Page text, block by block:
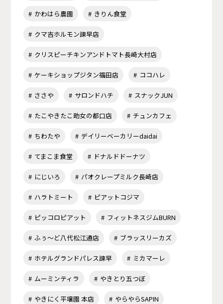
かわはら農園 きりん食堂
クマ吉ホルモン諫早店
クリスピーチキンアンドトマト長崎大村店
ケーキショップジタン福田店 ココハレ
ささや サロンドハチ スナックJUN
たこやきたこ助女の都口店 チュンカフェ
ちわたや デイリーベーカリーdaidai
てまこま食堂 ドナルドドーナツ
にじいろ パオクレープミルク長崎店
ハラトミート ピアットコジマ
ピッコロピアット フィットネスジムBURN
ふぅ～ど八代松江通店 ブラッスリーカズ
ホテルグランドパレス諫早 ミカマーレ
ムーミンティラ やきとり五つぼ
やきにく平壌園 本店 やらやらSAPIN